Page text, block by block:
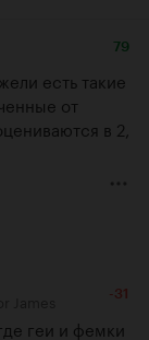
79
есть такие
от
в 2,
-31
геи и фемки